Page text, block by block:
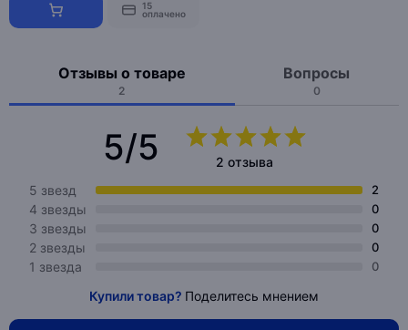
15
оплачено
Отзывы о товаре
2
Вопросы
0
5/5
2 отзыва
5 звезд
2
4 звезды 0
3 звезды 0
2 звезды 0
1 звезда 0
Купили товар? Поделитесь мнением